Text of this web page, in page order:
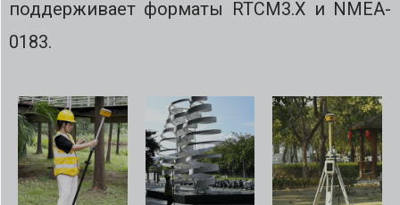
поддерживает форматы RTCM3.X и NMEA-
0183.